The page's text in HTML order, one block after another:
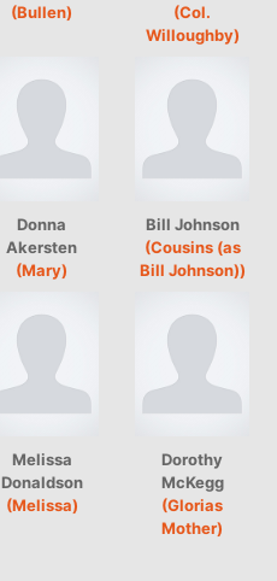
(Bullen)
(Col.
Willoughby)
Donna
Akersten
(Mary)
Bill Johnson
(Cousins (as
Bill Johnson))
Melissa
Donaldson
(Melissa)
Dorothy
McKegg
(Glorias
Mother)